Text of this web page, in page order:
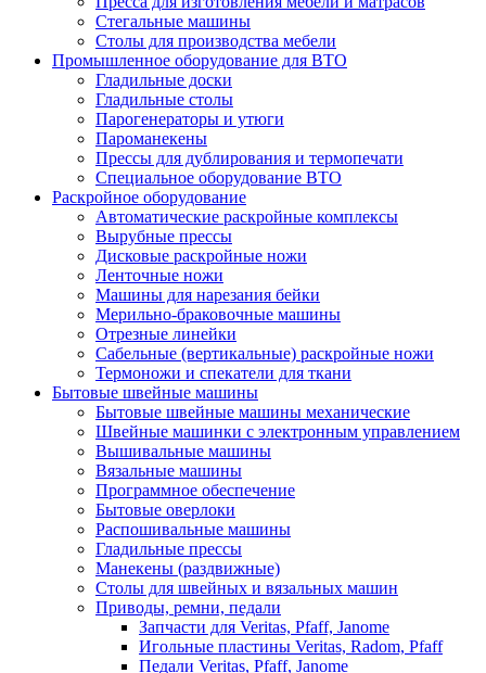
Стегальные машины
Столы для производства мебели
Промышленное оборудование для ВТО
Гладильные доски
Гладильные столы
Парогенераторы и утюги
Пароманекены
Прессы для дублирования и термопечати
Специальное оборудование ВТО
Раскройное оборудование
Автоматические раскройные комплексы
Вырубные прессы
Дисковые раскройные ножи
Ленточные ножи
Машины для нарезания бейки
Мерильно-браковочные машины
Отрезные линейки
Сабельные (вертикальные) раскройные ножи
Термоножи и спекатели для ткани
Бытовые швейные машины
Бытовые швейные машины механические
Швейные машинки с электронным управлением
Вышивальные машины
Вязальные машины
Программное обеспечение
Бытовые оверлоки
Распошивальные машины
Гладильные прессы
Манекены (раздвижные)
Столы для швейных и вязальных машин
Приводы, ремни, педали
Запчасти для Veritas, Pfaff, Janome
Игольные пластины Veritas, Radom, Pfaff
Педали Veritas, Pfaff, Janome